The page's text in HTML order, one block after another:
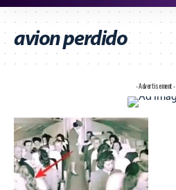
avion perdido
- Advertisement -